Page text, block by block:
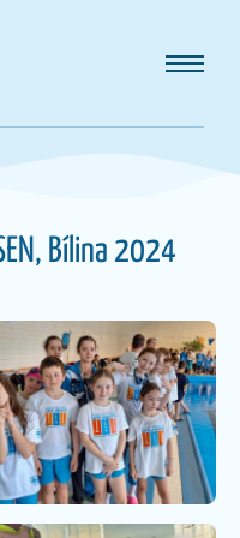
Bílina 2024